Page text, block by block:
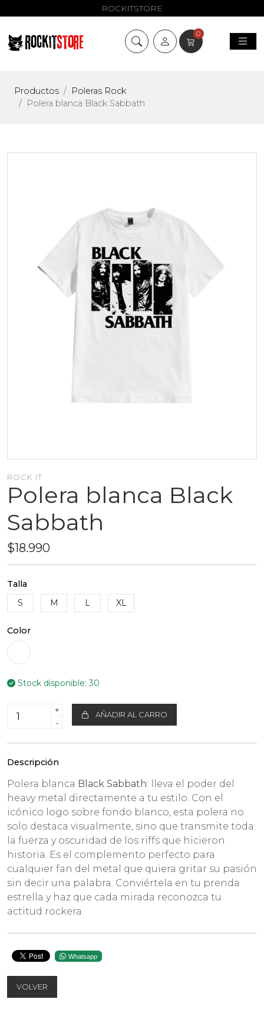
ROCKITSTORE
0
Productos
Poleras Rock
Polera blanca Black Sabbath
ROCK IT
Polera blanca Black
Sabbath
$18.990
Talla
S
M L XL
Color
Stock disponible:30
+
-
AÑADIR AL CARRO
Descripción
Polera blanca Black Sabbath: lleva el poder del
heavy metal directamente a tu estilo. Con el
icónico logo sobre fondo blanco, esta polera no
solo destaca visualmente, sino que transmite toda
la fuerza y oscuridad de los riffs que hicieron
historia. Es el complemento perfecto para
cualquier fan del metal que quiera gritar su pasión
sin decir una palabra. Conviértela en tu prenda
estrella y haz que cada mirada reconozca tu
actitud rockera.
Whatsapp
VOLVER